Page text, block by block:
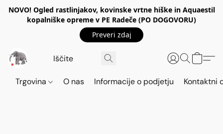
NOVO! Ogled rastlinjakov, kovinske vrtne hiške in Aquaestil
kopalniške opreme v PE Radeče (PO DOGOVORU)
Preveri zdaj
Trgovina O nas Informacije o podjetju Kontaktni